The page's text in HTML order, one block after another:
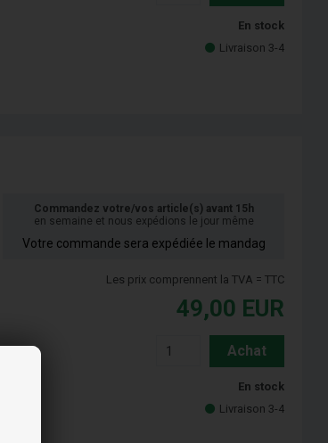
En stock
Livraison 3-4
Commandez votre/vos article(s) avant 15h
en semaine et nous expédions le jour même
Votre commande sera expédiée le mandag
Les prix comprennent la TVA = TTC
49,00 EUR
Achat
En stock
Livraison 3-4